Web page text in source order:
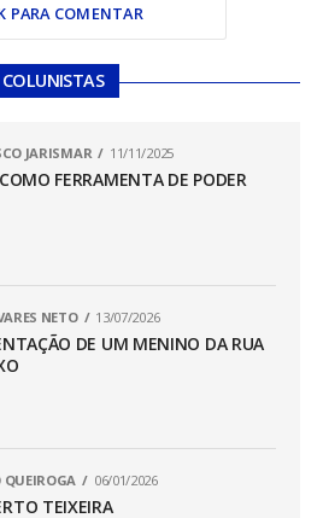
PARA COMENTAR
COLUNISTAS
JARISMAR 11/11/2025
FERRAMENTA DE PODER
NETO 13/07/2026
DE UM MENINO DA RUA
QUEIROGA 06/01/2026
TEIXEIRA